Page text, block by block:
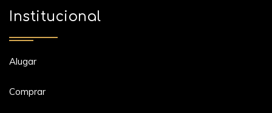
Institucional
Alugar
Comprar